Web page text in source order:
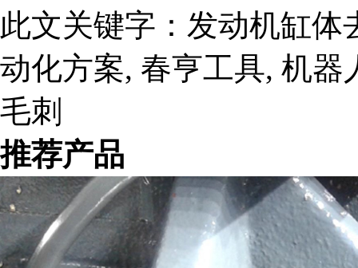
此文关键字： 发动机缸体
动化方案, 春亨工具, 机器
毛刺
推荐产品